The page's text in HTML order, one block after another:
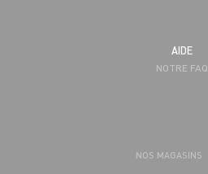
AIDE
NOTRE FAQ
NOS MAGASINS